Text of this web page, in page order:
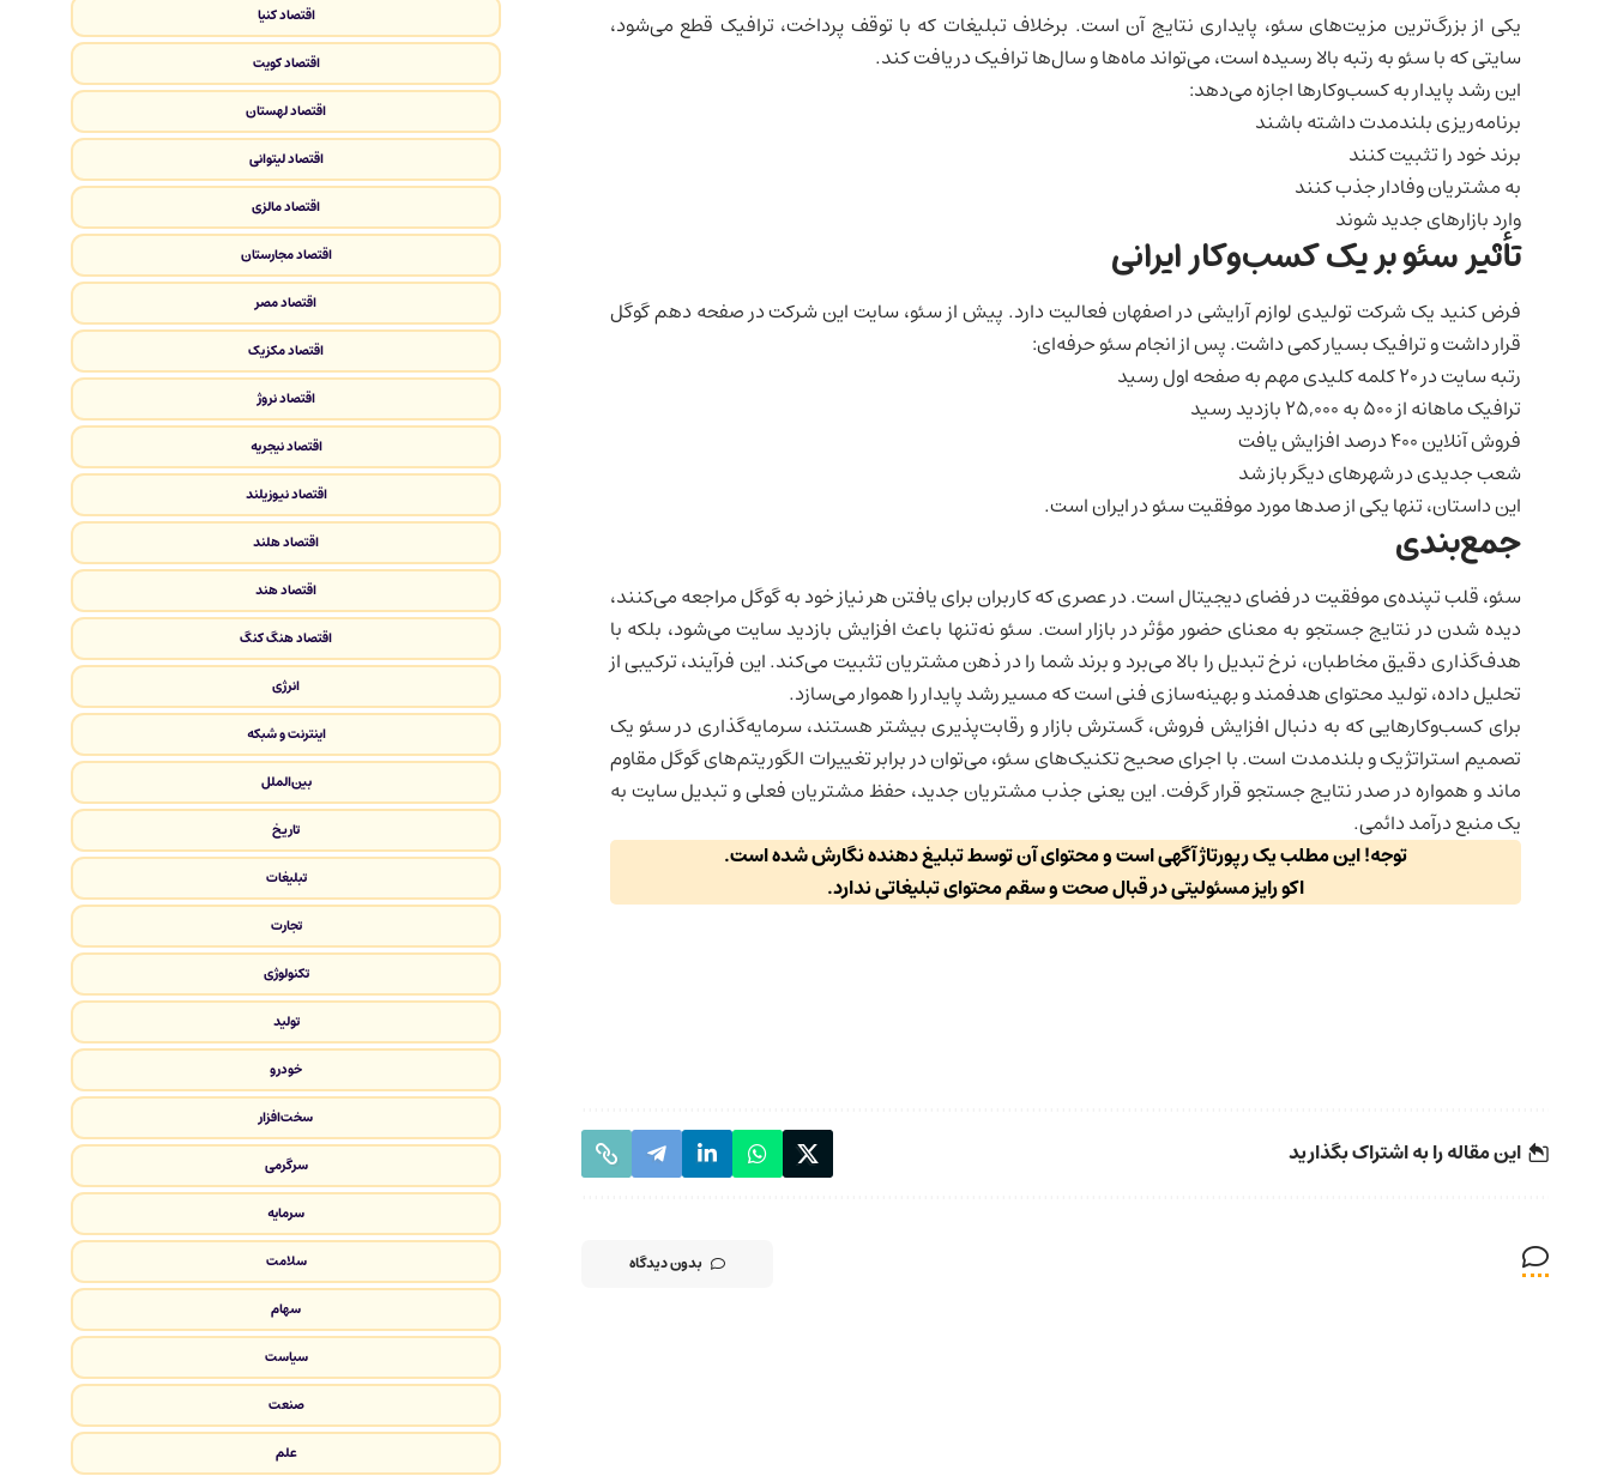
یکی از بزرگ‌ترین مزیت‌های سئو، پایداری نتایج آن است. برخلاف تبلیغات که با توقف پرداخت، ترافیک قطع می‌شود،
سایتی که با سئو به رتبه بالا رسیده است، می‌تواند ماه‌ها و سال‌ها ترافیک دریافت کند.
این رشد پایدار به کسب‌وکارها اجازه می‌دهد:
برنامه‌ریزی بلندمدت داشته باشند
برند خود را تثبیت کنند
به مشتریان وفادار جذب کنند
وارد بازارهای جدید شوند
تأثیر سئو بر یک کسب‌وکار ایرانی
فرض کنید یک شرکت تولیدی لوازم آرایشی در اصفهان فعالیت دارد. پیش از سئو، سایت این شرکت در صفحه دهم گوگل
قرار داشت و ترافیک بسیار کمی داشت. پس از انجام سئو حرفه‌ای:
رتبه سایت در 20 کلمه کلیدی مهم به صفحه اول رسید
ترافیک ماهانه از 500 به 25,000 بازدید رسید
فروش آنلاین 400 درصد افزایش یافت
شعب جدیدی در شهرهای دیگر باز شد
این داستان، تنها یکی از صدها مورد موفقیت سئو در ایران است.
جمع‌بندی
سئو، قلب تپنده‌ی موفقیت در فضای دیجیتال است. در عصری که کاربران برای یافتن هر نیاز خود به گوگل مراجعه می‌کنند،
دیده شدن در نتایج جستجو به معنای حضور مؤثر در بازار است. سئو نه‌تنها باعث افزایش بازدید سایت می‌شود، بلکه با
هدف‌گذاری دقیق مخاطبان، نرخ تبدیل را بالا می‌برد و برند شما را در ذهن مشتریان تثبیت می‌کند. این فرآیند، ترکیبی از
تحلیل داده، تولید محتوای هدفمند و بهینه‌سازی فنی است که مسیر رشد پایدار را هموار می‌سازد.
برای کسب‌وکارهایی که به دنبال افزایش فروش، گسترش بازار و رقابت‌پذیری بیشتر هستند، سرمایه‌گذاری در سئو یک
تصمیم استراتژیک و بلندمدت است. با اجرای صحیح تکنیک‌های سئو، می‌توان در برابر تغییرات الگوریتم‌های گوگل مقاوم
ماند و همواره در صدر نتایج جستجو قرار گرفت. این یعنی جذب مشتریان جدید، حفظ مشتریان فعلی و تبدیل سایت به
یک منبع درآمد دائمی.
توجه! این مطلب یک رپورتاژ آگهی است و محتوای آن توسط تبلیغ دهنده نگارش شده است.
اکو رایز مسئولیتی در قبال صحت و سقم محتوای تبلیغاتی ندارد.
این مقاله را به اشتراک بگذارید
بدون دیدگاه
اقتصاد کنیا
اقتصاد کویت
اقتصاد لهستان
اقتصاد لیتوانی
اقتصاد مالزی
اقتصاد مجارستان
اقتصاد مصر
اقتصاد مکزیک
اقتصاد نروژ
اقتصاد نیجریه
اقتصاد نیوزیلند
اقتصاد هلند
اقتصاد هند
اقتصاد هنگ کنگ
انرژی
اینترنت و شبکه
بین‌الملل
تاریخ
تبلیغات
تجارت
تکنولوژی
تولید
خودرو
سخت‌افزار
سرگرمی
سرمایه
سلامت
سهام
سیاست
صنعت
علم